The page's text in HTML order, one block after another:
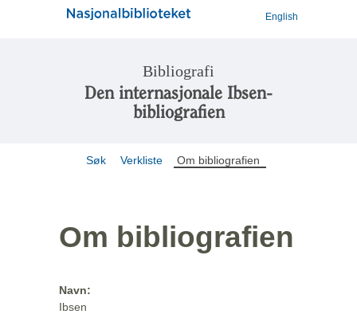
English
Bibliografi
Den internasjonale Ibsen-
bibliografien
Søk Verkliste Om bibliografien
Om bibliografien
Navn:
Ibsen